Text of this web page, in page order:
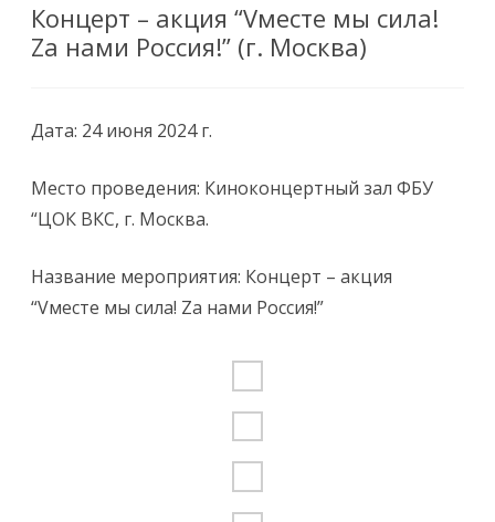
Концерт – акция “Vместе мы сила!
Za нами Россия!” (г. Москва)
Дата: 24 июня 2024 г.
Место проведения: Киноконцертный зал ФБУ
“ЦОК ВКС, г. Москва.
Название мероприятия: Концерт – акция
“Vместе мы сила! Za нами Россия!”